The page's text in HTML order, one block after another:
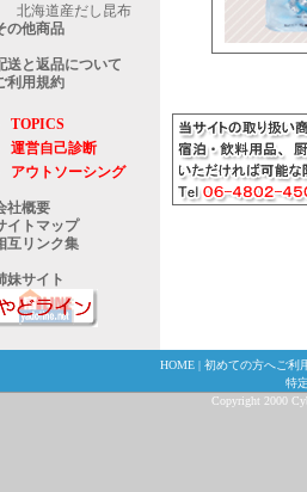
北海道産だし昆布
の他商品
送と返品について
利用規約
TOPICS
運営自己診断
アウトソーシング
社概要
イトマップ
互リンク集
妹サイト
HOME| 初めての方へご利
特
Copyright 2000